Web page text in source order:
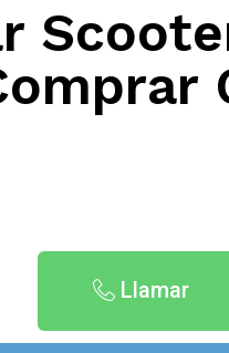
Llamar